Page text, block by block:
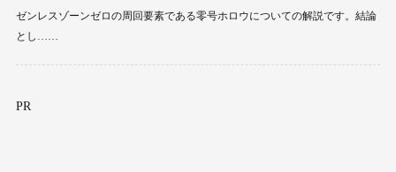
ゼンレスゾーンゼロの周回要素である零号ホロウについての解説です。結論
とし……
PR